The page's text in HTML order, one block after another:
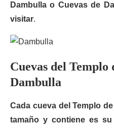
Dambulla o Cuevas de
visitar.
Cuevas del Templo
Dambulla
Cada cueva del Templo
tamaño y contiene es